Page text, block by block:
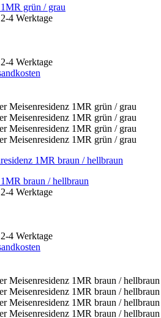
grün / grau
2-4 Werktage
2-4 Werktage
braun / hellbraun
2-4 Werktage
2-4 Werktage